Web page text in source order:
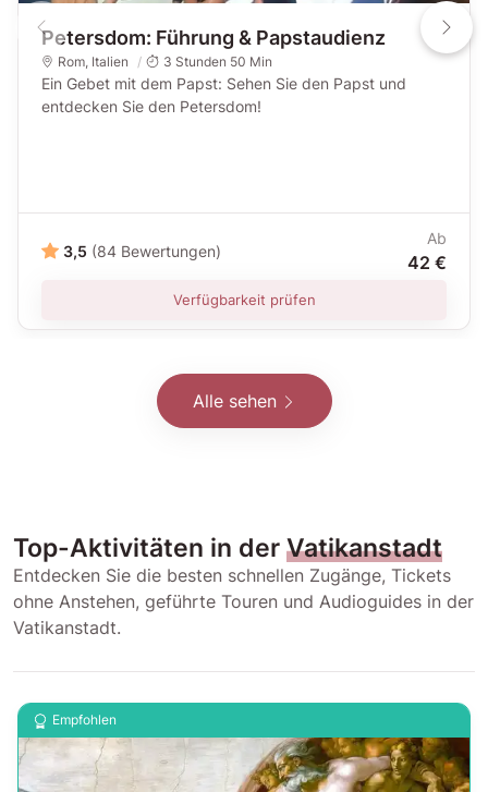
Petersdom: Führung & Papstaudienz
Rom, Italien 3 Stunden 50 Min
Ein Gebet mit dem Papst: Sehen Sie den Papst und
entdecken Sie den Petersdom!
3,5 (84 Bewertungen)
Ab
42 €
Verfügbarkeit prüfen
Alle sehen
Top-Aktivitäten in der Vatikanstadt
Entdecken Sie die besten schnellen Zugänge, Tickets
ohne Anstehen, geführte Touren und Audioguides in der
Vatikanstadt.
Empfohlen